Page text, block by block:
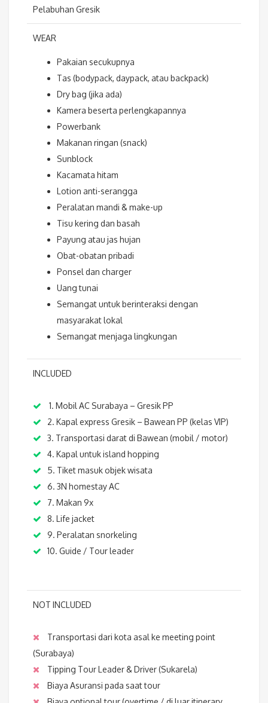
Pelabuhan Gresik
WEAR
Pakaian secukupnya
Tas (bodypack, daypack, atau backpack)
Dry bag (jika ada)
Kamera beserta perlengkapannya
Powerbank
Makanan ringan (snack)
Sunblock
Kacamata hitam
Lotion anti-serangga
Peralatan mandi & make-up
Tisu kering dan basah
Payung atau jas hujan
Obat-obatan pribadi
Ponsel dan charger
Uang tunai
Semangat untuk berinteraksi dengan
masyarakat lokal
Semangat menjaga lingkungan
INCLUDED
1. Mobil AC Surabaya – Gresik PP
2. Kapal express Gresik – Bawean PP (kelas VIP)
3. Transportasi darat di Bawean (mobil / motor)
4. Kapal untuk island hopping
5. Tiket masuk objek wisata
6. 3N homestay AC
7. Makan 9x
8. Life jacket
9. Peralatan snorkeling
10. Guide / Tour leader
NOT INCLUDED
Transportasi dari kota asal ke meeting point
(Surabaya)
Tipping Tour Leader & Driver (Sukarela)
Biaya Asuransi pada saat tour